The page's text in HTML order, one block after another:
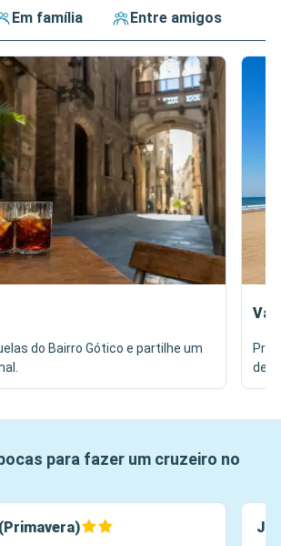
Em família Entre amigos
do Bairro Gótico e partilhe um
de
para fazer um cruzeiro no